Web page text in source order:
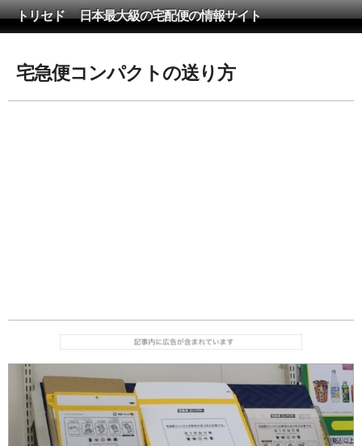
トリセド 日本最大級の宅配便の情報サイト
宅急便コンパクトの送り方